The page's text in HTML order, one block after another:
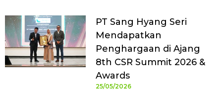
PT Sang Hyang Seri
Mendapatkan
Penghargaan di Ajang
8th CSR Summit 2026 &
Awards
25/05/2026